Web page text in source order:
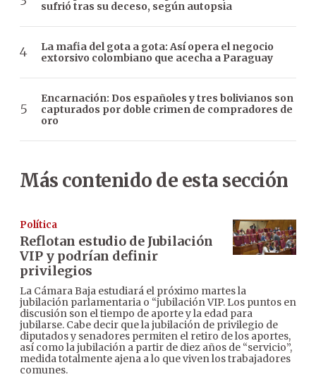
sufrió tras su deceso, según autopsia
La mafia del gota a gota: Así opera el negocio
extorsivo colombiano que acecha a Paraguay
Encarnación: Dos españoles y tres bolivianos son
capturados por doble crimen de compradores de
oro
Más contenido de esta sección
Política
Reflotan estudio de Jubilación
VIP y podrían definir
privilegios
La Cámara Baja estudiará el próximo martes la
jubilación parlamentaria o “jubilación VIP. Los puntos en
discusión son el tiempo de aporte y la edad para
jubilarse. Cabe decir que la jubilación de privilegio de
diputados y senadores permiten el retiro de los aportes,
así como la jubilación a partir de diez años de “servicio”,
medida totalmente ajena a lo que viven los trabajadores
comunes.